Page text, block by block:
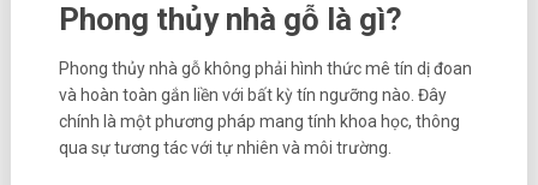
Phong thủy nhà gỗ là gì?
Phong thủy nhà gỗ không phải hình thức mê tín dị đoan
và hoàn toàn gắn liền với bất kỳ tín ngưỡng nào. Đây
chính là một phương pháp mang tính khoa học, thông
qua sự tương tác với tự nhiên và môi trường.